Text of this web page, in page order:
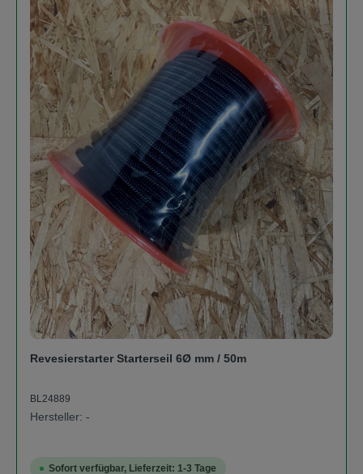
Revesierstarter Starterseil 6Ø mm / 50m
BL24889
Hersteller: -
Sofort verfügbar, Lieferzeit: 1-3 Tage